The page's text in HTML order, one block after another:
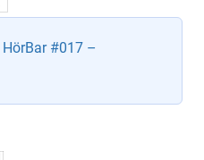
HörBar #017 –